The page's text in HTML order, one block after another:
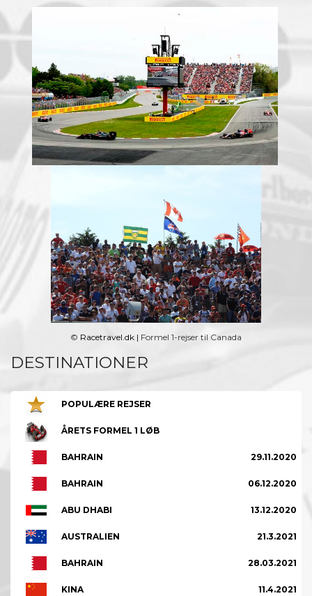
© Racetravel.dk | Formel 1-rejser til Canada
DESTINATIONER
POPULÆRE REJSER
ÅRETS FORMEL 1 LØB
BAHRAIN 29.11.2020
BAHRAIN 06.12.2020
ABU DHABI 13.12.2020
AUSTRALIEN 21.3.2021
BAHRAIN 28.03.2021
KINA 11.4.2021